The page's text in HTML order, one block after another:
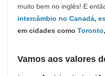
muito bem no inglês! E
intercâmbio no Canadá,
em cidades como Toronto
Vamos aos valores